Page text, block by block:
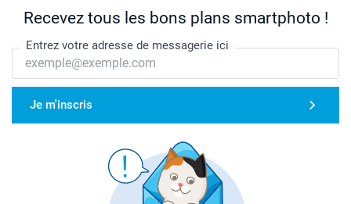
Recevez tous les bons plans smartphoto !
Entrez votre adresse de messagerie ici
Je m'inscris